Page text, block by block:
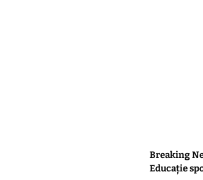
Breaking
Educație